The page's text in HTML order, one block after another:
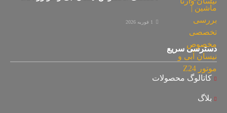
1 فوریه 2026
دسترسی سریع
کاتالوگ محصولات
بلاگ